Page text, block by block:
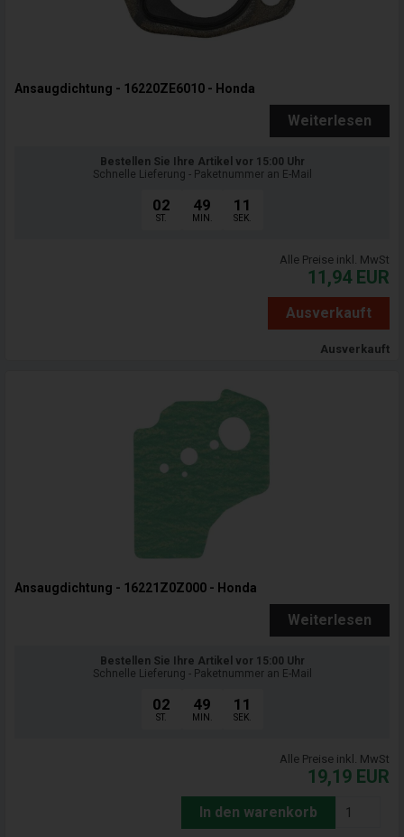
Ansaugdichtung - 16220ZE6010 - Honda
Weiterlesen
Bestellen Sie Ihre Artikel vor 15:00 Uhr
Schnelle Lieferung - Paketnummer an E-Mail
02
ST.
49
MIN.
09
SEK.
Alle Preise inkl. MwSt
11,94 EUR
Ausverkauft
Ausverkauft
Ansaugdichtung - 16221Z0Z000 - Honda
Weiterlesen
Bestellen Sie Ihre Artikel vor 15:00 Uhr
Schnelle Lieferung - Paketnummer an E-Mail
02
ST.
49
MIN.
09
SEK.
Alle Preise inkl. MwSt
19,19 EUR
In den warenkorb